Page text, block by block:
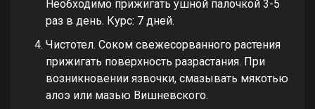
Необходимо прижигать ушной палочкой 3-5
раз в день. Курс: 7 дней.
Чистотел. Соком свежесорванного растения
прижигать поверхность разрастания. При
возникновении язвочки, смазывать мякотью
алоэ или мазью Вишневского.